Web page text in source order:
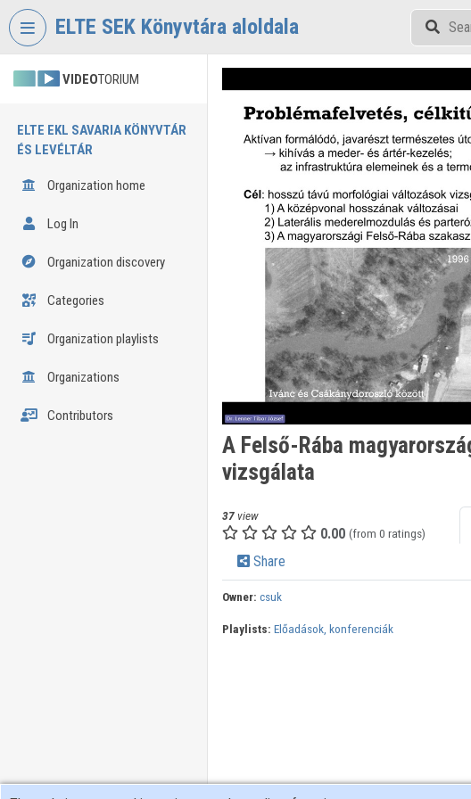
Skip header
ELTE SEK Könyvtára aloldala
VIDEOTORIUM
ELTE EKL SAVARIA KÖNYVTÁR
ÉS LEVÉLTÁR
Organization home
Log In
Organization discovery
Categories
Organization playlists
Organizations
Contributors
A Felső-Rába
vizsgálata
37view
0.00 (from 0 ratings)
Share
Owner: csuk
Playlists: Előadások, konferenciák